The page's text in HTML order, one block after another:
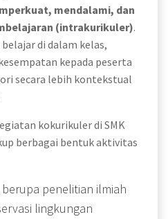
mendalami, dan
(intrakurikuler).
di dalam kelas,
kepada peserta
secara lebih kontekstual
kokurikuler di SMK
berbagai bentuk aktivitas
berupa penelitian ilmiah
lingkungan